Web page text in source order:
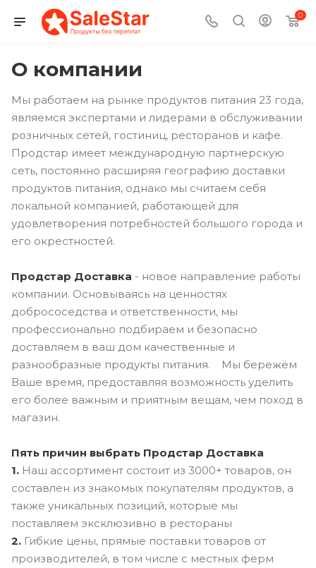
0
О компании
Мы работаем на рынке продуктов питания 23 года,
являемся экспертами и лидерами в обслуживании
розничных сетей, гостиниц, ресторанов и кафе.
Продстар имеет международную партнерскую
сеть, постоянно расширяя географию доставки
продуктов питания, однако мы считаем себя
локальной компанией, работающей для
удовлетворения потребностей большого города и
его окрестностей.
Продстар Доставка - новое направление работы
компании. Основываясь на ценностях
добрососедства и ответственности, мы
профессионально подбираем и безопасно
доставляем в ваш дом качественные и
разнообразные продукты питания. Мы бережём
Ваше время, предоставляя возможность уделить
его более важным и приятным вещам, чем поход в
магазин.
Пять причин выбрать Продстар Доставка
1. Наш ассортимент состоит из 3000+ товаров, он
составлен из знакомых покупателям продуктов, а
также уникальных позиций, которые мы
поставляем эксклюзивно в рестораны
2. Гибкие цены, прямые поставки товаров от
производителей, в том числе с местных ферм